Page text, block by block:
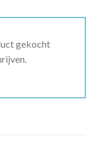
gekocht